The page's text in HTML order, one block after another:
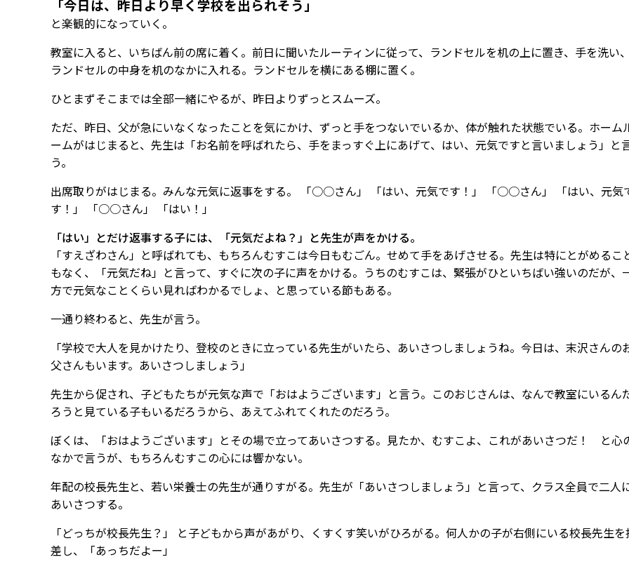
「今日は、昨日より早く学校を出られそう」
と楽観的になっていく。
教室に入ると、いちばん前の席に着く。前日に聞いたルーティンに従って、ランドセルを机の上に置き、手を洗い、
ランドセルの中身を机のなかに入れる。ランドセルを横にある棚に置く。
ひとまずそこまでは全部一緒にやるが、昨日よりずっとスムーズ。
ただ、昨日、父が急にいなくなったことを気にかけ、ずっと手をつないでいるか、体が触れた状態でいる。ホーム
ームがはじまると、先生は「お名前を呼ばれたら、手をまっすぐ上にあげて、はい、元気ですと言いましょう」と
う。
出席取りがはじまる。みんな元気に返事をする。 「○○さん」 「はい、元気です！」 「○○さん」 「はい、元気
す！」 「○○さん」 「はい！」
「はい」とだけ返事する子には、「元気だよね？」と先生が声をかける。
「すえざわさん」と呼ばれても、もちろんむすこは今日もむごん。せめて手をあげさせる。先生は特にとがめるこ
もなく、「元気だね」と言って、すぐに次の子に声をかける。うちのむすこは、緊張がひといちばい強いのだが、
方で元気なことくらい見ればわかるでしょ、と思っている節もある。
一通り終わると、先生が言う。
「学校で大人を見かけたり、登校のときに立っている先生がいたら、あいさつしましょうね。今日は、末沢さんの
父さんもいます。あいさつしましょう」
先生から促され、子どもたちが元気な声で「おはようございます」と言う。このおじさんは、なんで教室にいるん
ろうと見ている子もいるだろうから、あえてふれてくれたのだろう。
ぼくは、「おはようございます」とその場で立ってあいさつする。見たか、むすこよ、これがあいさつだ！ と心
なかで言うが、もちろんむすこの心には響かない。
年配の校長先生と、若い栄養士の先生が通りすがる。先生が「あいさつしましょう」と言って、クラス全員で二人
あいさつする。
「どっちが校長先生？」 と子どもから声があがり、くすくす笑いがひろがる。何人かの子が右側にいる校長先生を
差し、「あっちだよー」